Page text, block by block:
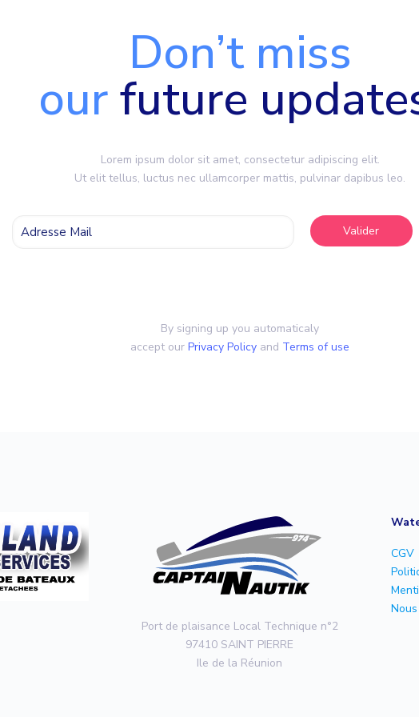
Don’t miss
ourfuture
Lorem ipsum dolor sit amet, consectetur adipiscing elit.
Ut elit tellus, luctus nec ullamcorper mattis, pulvinar dapibus leo.
By signing up you automaticaly
accept our Privacy Policy and Terms of use
Port de plaisance Local Technique n°2
97410 SAINT PIERRE
Ile de la Réunion
CGV